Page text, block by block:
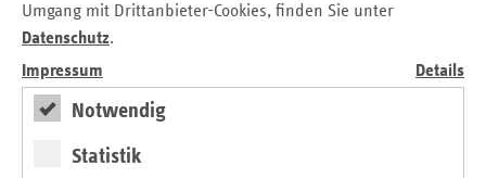
Umgang mit Drittanbieter-Cookies, finden Sie unter
Datenschutz.
Impressum
Details
Notwendig
Statistik
„Ich freue mich auf meine neuen Aufgaben beim vdek, weil
Versorgung in Deutschland spielen und es umfangreicher
Reformen bedarf, um das Gesundheitssystem fit für die